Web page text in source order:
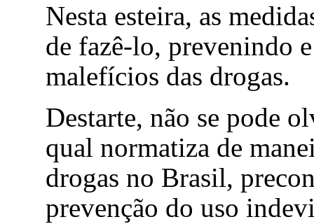
Nesta esteira, as
de fazê-lo, prevenindo
malefícios das drogas.
Destarte, não se pode
qual normatiza de
drogas no Brasil,
prevenção do uso